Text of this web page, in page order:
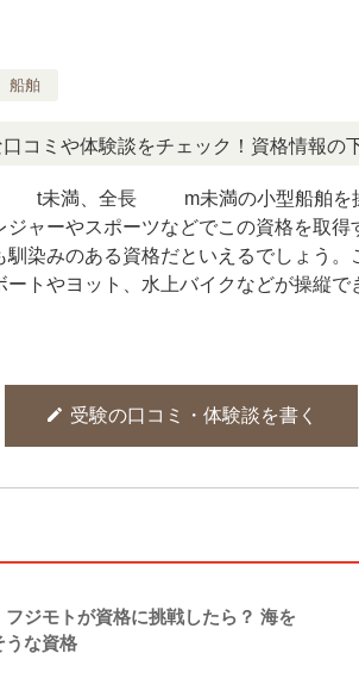
船舶
験談をチェック！資格情報の下から
未満、全長24m未満の小型船舶を
ジャーやスポーツなどでこの資格を取得
馴染みのある資格だといえるでしょう。
トやヨット、水上バイクなどが操縦で
edit 受験の口コミ・体験談を書く
ジモトが資格に挑戦したら？ 海を
うな資格